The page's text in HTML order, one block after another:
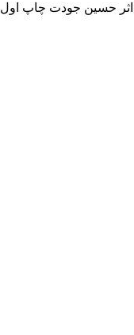
اثر حسین جودت چاپ اول